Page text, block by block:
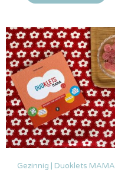
Gezinnig | Duoklets MAMA